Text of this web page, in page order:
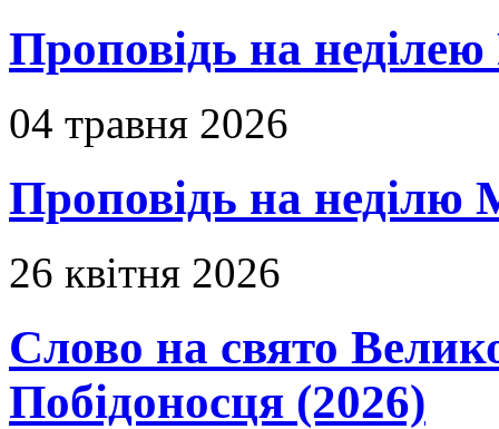
Проповідь на неділею
04 травня 2026
Проповідь на неділю
26 квітня 2026
Слово на свято
Побідоносця (2026)